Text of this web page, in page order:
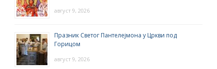
август 9, 2026
Празник Светог Пантелејмона у Цркви под
Горицом
август 9, 2026